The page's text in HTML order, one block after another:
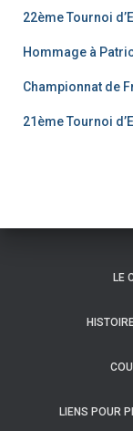
22ème Tournoi
Hommage à
Championnat de
21ème Tournoi
LE
LIENS POUR